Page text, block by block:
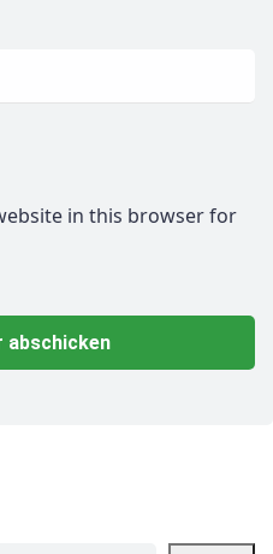
in this browser for